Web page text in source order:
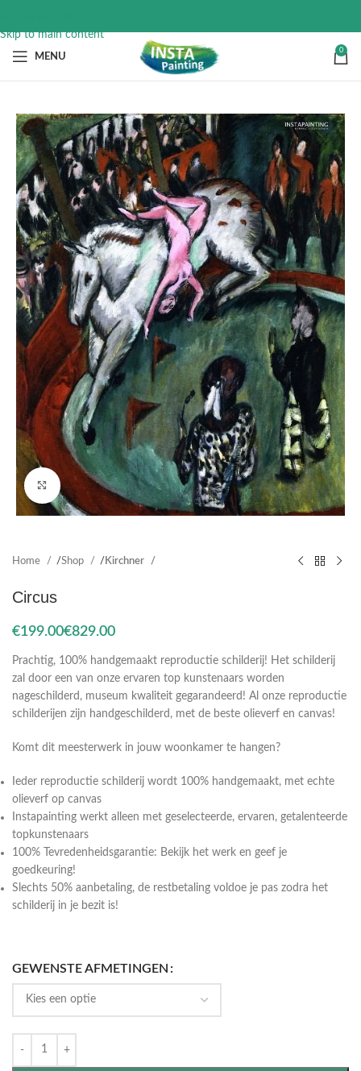
Skip to main content
MENU
0
Click to enlarge
Home Shop Kirchner
Circus
€ €
Prachtig, 100% handgemaakt reproductie schilderij! Het schilderij
zal door een van onze ervaren top kunstenaars worden
nageschilderd, museum kwaliteit gegarandeerd! Al onze reproductie
schilderijen zijn handgeschilderd, met de beste olieverf en canvas!
Komt dit meesterwerk in jouw woonkamer te hangen?
Ieder reproductie schilderij wordt 100% handgemaakt, met echte
olieverf op canvas
Instapainting werkt alleen met geselecteerde, ervaren, getalenteerde
topkunstenaars
100% Tevredenheidsgarantie: Bekijk het werk en geef je
goedkeuring!
Slechts 50% aanbetaling, de restbetaling voldoe je pas zodra het
schilderij in je bezit is!
GEWENSTE AFMETINGEN